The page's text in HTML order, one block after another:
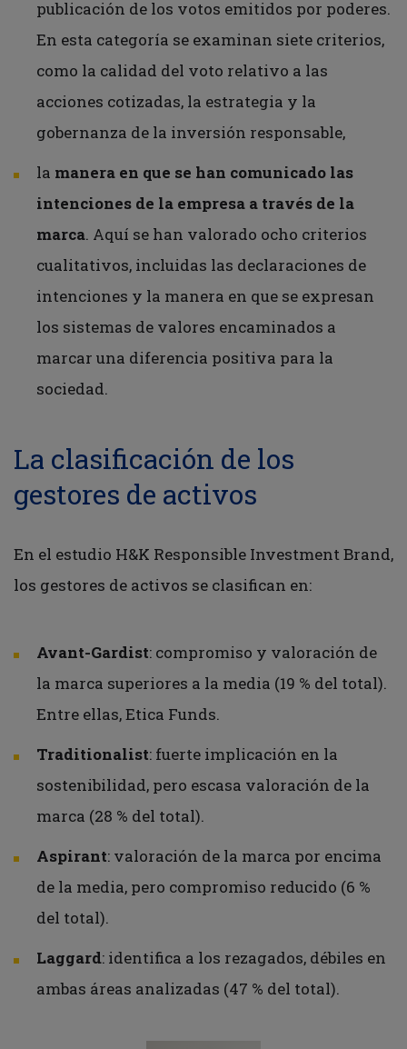
publicación de los votos emitidos por poderes.
En esta categoría se examinan siete criterios,
como la calidad del voto relativo a las
acciones cotizadas, la estrategia y la
gobernanza de la inversión responsable,
la manera en que se han comunicado las
intenciones de la empresa a través de la
marca. Aquí se han valorado ocho criterios
cualitativos, incluidas las declaraciones de
intenciones y la manera en que se expresan
los sistemas de valores encaminados a
marcar una diferencia positiva para la
sociedad.
La clasificación de los
gestores de activos
En el estudio H&K Responsible Investment Brand,
los gestores de activos se clasifican en:
Avant-Gardist: compromiso y valoración de
la marca superiores a la media (19 % del total).
Entre ellas, Etica Funds.
Traditionalist: fuerte implicación en la
sostenibilidad, pero escasa valoración de la
marca (28 % del total).
Aspirant: valoración de la marca por encima
de la media, pero compromiso reducido (6 %
del total).
Laggard: identifica a los rezagados, débiles en
ambas áreas analizadas (47 % del total).